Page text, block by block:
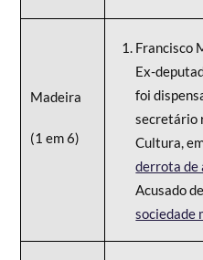
Madeira
(1 em 6)
Francisco
Ex-
foi
secretário
Cultura,
derrota de
Acusado
sociedade